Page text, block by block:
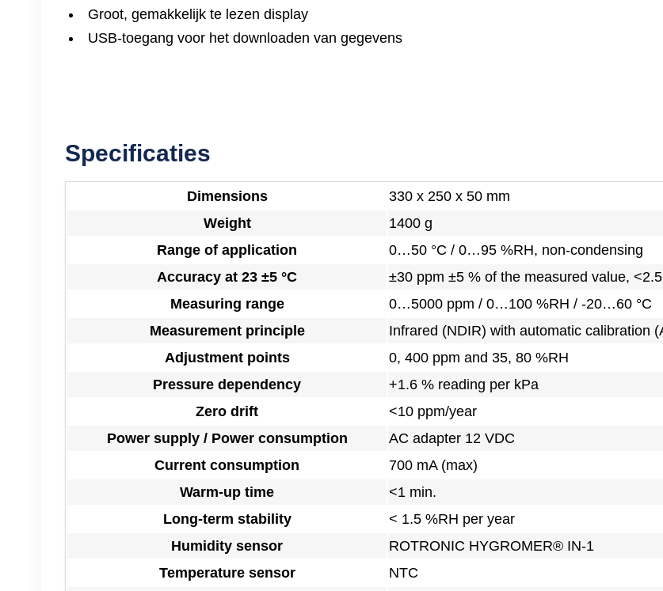
Groot, gemakkelijk te lezen display
USB-toegang voor het downloaden van gegevens
Specificaties
Dimensions
330 x 250 x 50 mm
Weight
1400 g
Range of application
0…50 °C / 0…95 %RH, non-condensing
Accuracy at 23 ±5 °C
±30 ppm ±5 % of the measured value,
Measuring range
0…5000 ppm / 0…100 %RH / -20…60 °C
Measurement principle
Infrared (NDIR) with automatic calibration
Adjustment points
0, 400 ppm and 35, 80 %RH
Pressure dependency
+1.6 % reading per kPa
Zero drift
<10 ppm/year
Power supply / Power consumption
AC adapter 12 VDC
Current consumption
700 mA (max)
Warm-up time
<1 min.
Long-term stability
< 1.5 %RH per year
Humidity sensor
ROTRONIC HYGROMER® IN-1
Temperature sensor
NTC